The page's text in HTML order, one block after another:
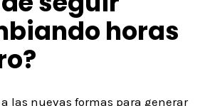
horas
las nuevas formas para generar